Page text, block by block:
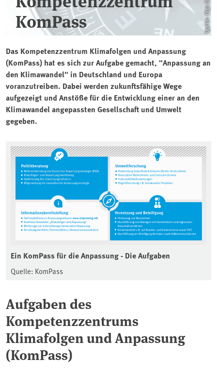
KomPass
Das Kompetenzzentrum Klimafolgen und Anpassung
(KomPass) hat es sich zur Aufgabe gemacht, "Anpassung an
den Klimawandel" in Deutschland und Europa
voranzutreiben. Dabei werden zukunftsfähige Wege
aufgezeigt und Anstöße für die Entwicklung einer an den
Klimawandel angepassten Gesellschaft und Umwelt
gegeben.
Ein KomPass für die Anpassung - Die Aufgaben
Quelle: KomPass
Aufgaben des
Kompetenzzentrums
Klimafolgen und Anpassung
(KomPass)